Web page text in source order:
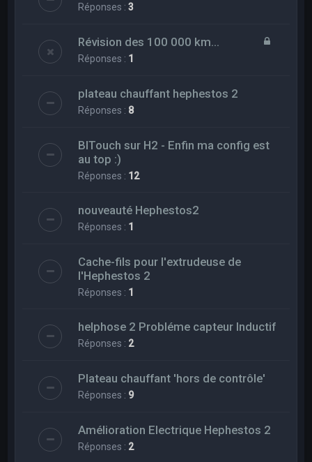
Réponses :3
Révision des 100 000 km...
Réponses : 1
plateau chauffant hephestos 2
Réponses : 8
BlTouch sur H2 - Enfin ma config est
au top :)
Réponses : 12
nouveauté Hephestos2
Réponses : 1
Cache-fils pour l'extrudeuse de
l'Hephestos 2
Réponses : 1
helphose 2 Probléme capteur Inductif
Réponses : 2
Plateau chauffant 'hors de contrôle'
Réponses : 9
Amélioration Electrique Hephestos 2
Réponses : 2